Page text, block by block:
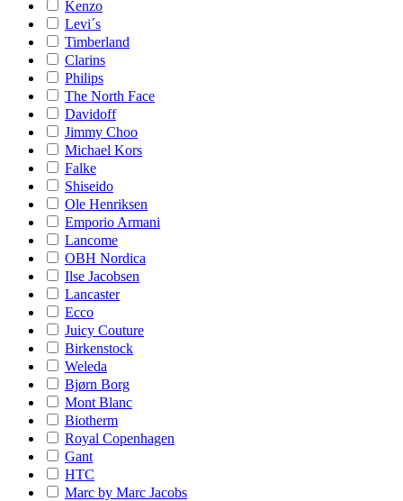
Kenzo
Levi´s
Timberland
Clarins
Philips
The North Face
Davidoff
Jimmy Choo
Michael Kors
Falke
Shiseido
Ole Henriksen
Emporio Armani
Lancome
OBH Nordica
Ilse Jacobsen
Lancaster
Ecco
Juicy Couture
Birkenstock
Weleda
Bjørn Borg
Mont Blanc
Biotherm
Royal Copenhagen
Gant
HTC
Marc by Marc Jacobs